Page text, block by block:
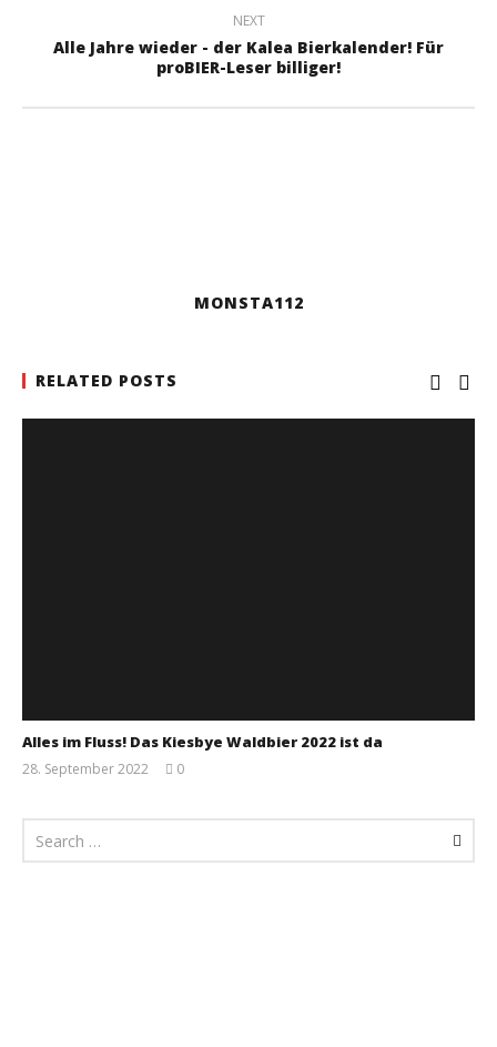
NEXT
Alle Jahre wieder - der Kalea Bierkalender! Für
proBIER-Leser billiger!
MONSTA112
RELATED POSTS
Alles im Fluss! Das Kiesbye Waldbier 2022 ist da
28. September 2022
0